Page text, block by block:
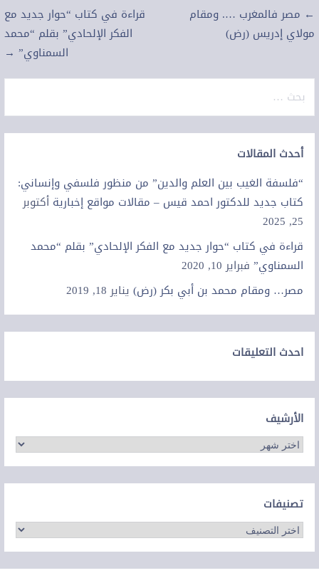
تصفّح
المقالات
← مصر فالمغرب …. ومقام
مولاي إدريس (رض)
قراءة في كتاب “حوار جديد مع
الفكر الإلحادي” بقلم “محمد
السمناوي” →
عن:
أحدث المقالات
“فلسفة الغيب بين العلم والدين” من منظور فلسفي وإنساني:
كتاب جديد للدكتور احمد قيس – مقالات مواقع إخبارية أكتوبر
25, 2025
قراءة في كتاب “حوار جديد مع الفكر الإلحادي” بقلم “محمد
السمناوي” فبراير 10, 2020
مصر… ومقام محمد بن أبي بكر (رض) يناير 18, 2019
احدث التعليقات
الأرشيف
الأرشيف
تصنيفات
تصنيفات